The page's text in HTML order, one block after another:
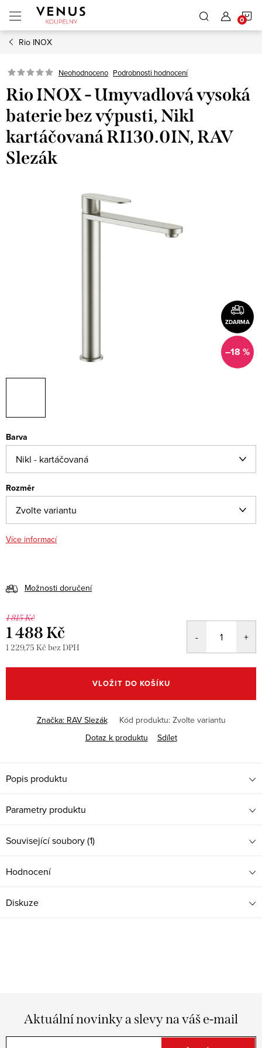
obsah
Rio INOX
Neohodnoceno Podrobnosti hodnocení
Rio INOX - Umyvadlová vysoká
baterie bez výpusti, Nikl
kartáčovaná RI130.0IN, RAV
Slezák
ZDARMA
–18 %
Barva
Rozměr
Více informací
Možnosti doručení
1 815 Kč
1 488 Kč
1 229,75 Kč bez DPH
cena:
VLOŽIT DO KOŠÍKU
Značka: RAV Slezák Kód produktu: Zvolte variantu
Dotaz k produktu
Sdílet
Popis produktu
Parametry produktu
Související soubory (1)
Hodnocení
Diskuze
Aktuální novinky a slevy na váš e-mail